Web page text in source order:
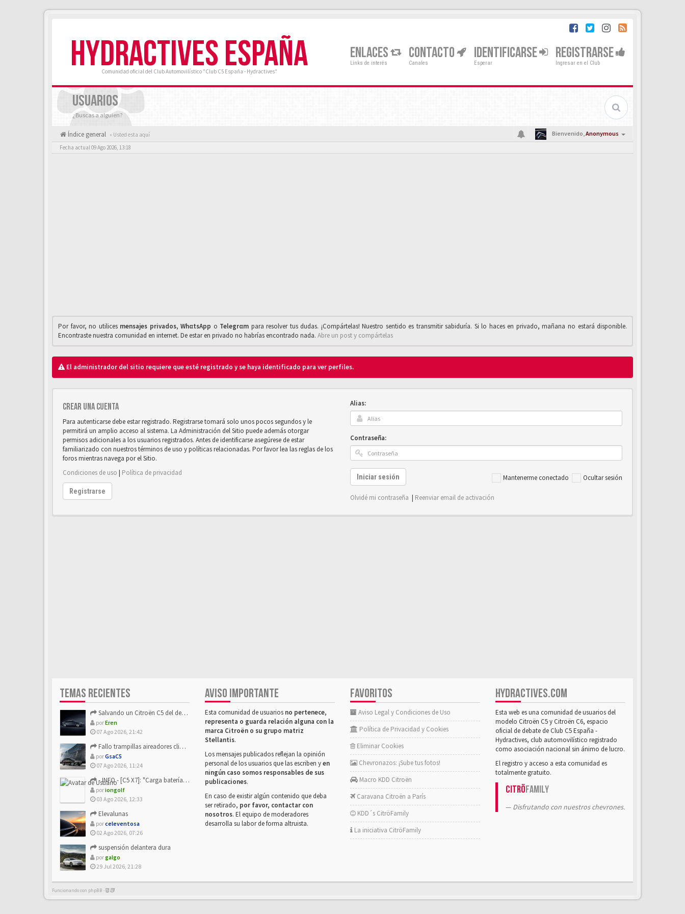
HYDRACTIVES ESPAÑA
Comunidad oficial del Club Automovilístico "Club C5 España - Hydractives"
ENLACES
Links de interés
CONTACTO
Canales
IDENTIFICARSE
Esperar
REGISTRARSE
Ingresar en el Club
USUARIOS
¿Buscas a alguien?
Índice general « Usted esta aquí Bienvenido,Anonymous
Fecha actual 09 Ago 2026, 13:18
Por favor, no utilices mensajes privados,WhαtsApp o Telegrαm para resolver tus dudas. ¡Compártelas! Nuestro sentido es transmitir sabiduría. Si lo haces en privado, mañana no estará disponible.
Encontraste nuestra comunidad en internet. De estar en privado no habrías encontrado nada. Abre un post y compártelas
El administrador del sitio requiere que esté registrado y se haya identificado para ver perfiles.
Crear una cuenta
Para autenticarse debe estar registrado. Registrarse tomará solo unos pocos segundos y le
permitirá un amplio acceso al sistema. La Administración del Sitio puede además otorgar
permisos adicionales a los usuarios registrados. Antes de identificarse asegúrese de estar
familiarizado con nuestros términos de uso y políticas relacionadas. Por favor lea las reglas de los
foros mientras navega por el Sitio.
Condiciones de uso | Política de privacidad
Registrarse
Alias:
Contraseña:
Mantenerme conectado Ocultar sesión
Iniciar sesión
Olvidé mi contraseña | Reenviar email de activación
TEMAS RECIENTES
Salvando un Citroën C5 del desguace: Presentación y seguimiento
porEren
07 Ago 2026, 21:42
Fallo trampillas aireadores climatizador
porGsaC5
07 Ago 2026, 11:24
- INFO - [C5 X7]: "Carga batería o alimentación eléctri...
poriongolf
03 Ago 2026, 12:33
Elevalunas
porceleventosa
02 Ago 2026, 07:26
suspensión delantera dura
porgalgo
29 Jul 2026, 21:28
AVISO IMPORTANTE
Esta comunidad de usuarios no pertenece,
representa o guarda relación alguna con la
marca Citroën o su grupo matriz
Stellantis.
Los mensajes publicados reflejan la opinión
personal de los usuarios que las escriben yen
ningún caso somos responsables de sus
publicaciones.
En caso de existir algún contenido que deba
ser retirado, por favor, contactar con
nosotros. El equipo de moderadores
desarrolla su labor de forma altruista.
FAVORITOS
Aviso Legal y Condiciones de Uso
Política de Privacidad y Cookies
Eliminar Cookies
Chevronazos: ¡Sube tus fotos!
Macro KDD Citroën
Caravana Citroën a París
KDD´s CitröFamily
La iniciativa CitröFamily
HYDRACTIVES.COM
Esta web es una comunidad de usuarios del
modelo Citroën C5 y Citroën C6, espacio
oficial de debate de Club C5 España -
Hydractives, club automovilístico registrado
como asociación nacional sin ánimo de lucro.
El registro y acceso a esta comunidad es
totalmente gratuito.
CitröFamily
Disfrutando con nuestros chevrones.
Funcionando con phpBB -